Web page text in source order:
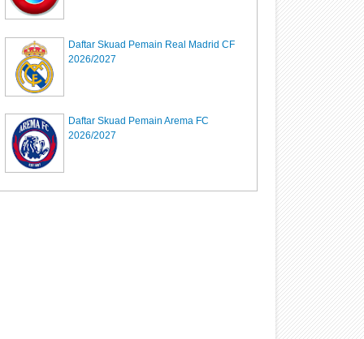
Daftar Skuad Pemain Real Madrid CF
2026/2027
Daftar Skuad Pemain Arema FC
2026/2027